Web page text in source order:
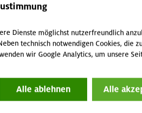
Knandel
Urban, 12. Johanna Seidel, 19.
Apel
Dienste möglichst nutzerfreundlich
technisch notwendigen Cookies, die
wir Google Analytics, um unsere
Alle ablehnen Alle